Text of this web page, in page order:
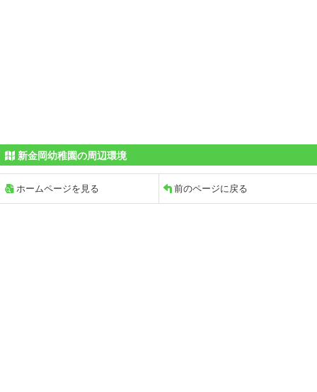
新金岡幼稚園の周辺環境
ホームページを見る 前のページに戻る